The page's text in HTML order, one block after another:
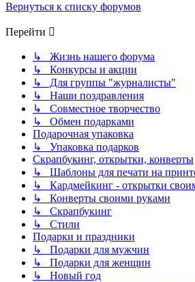
Вернуться к списку форумов
Перейти
↳ Жизнь нашего форума
↳ Конкурсы и акции
↳ Для группы "журналисты"
↳ Наши поздравления
↳ Совместное творчество
↳ Обмен подарками
Подарочная упаковка
↳ Упаковка подарков
Скрапбукинг, открытки, конверты
↳ Шаблоны для печати на
↳ Кардмейкинг - открытки
↳ Конверты своими руками
↳ Скрапбукинг
↳ Стили
Подарки и праздники
↳ Подарки для мужчин
↳ Подарки для женщин
↳ Новый год